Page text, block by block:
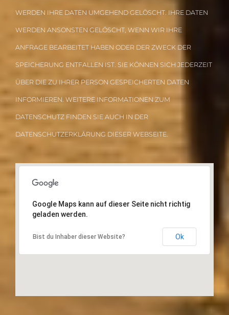
WERDEN IHRE DATEN UMGEHEND GELÖSCHT. IHRE DATEN
WERDEN ANSONSTEN GELÖSCHT, WENN WIR IHRE
ANFRAGE BEARBEITET HABEN ODER DER ZWECK DER
SPEICHERUNG ENTFALLEN IST. SIE KÖNNEN SICH JEDERZEIT
ÜBER DIE ZU IHRER PERSON GESPEICHERTEN DATEN
INFORMIEREN. WEITERE INFORMATIONEN ZUM
DATENSCHUTZ FINDEN SIE AUCH IN DER
DATENSCHUTZERKLÄRUNG DIESER WEBSEITE.
Google Maps kann auf dieser Seite nicht richtig
geladen werden.
Bist du Inhaber dieser Website? Ok